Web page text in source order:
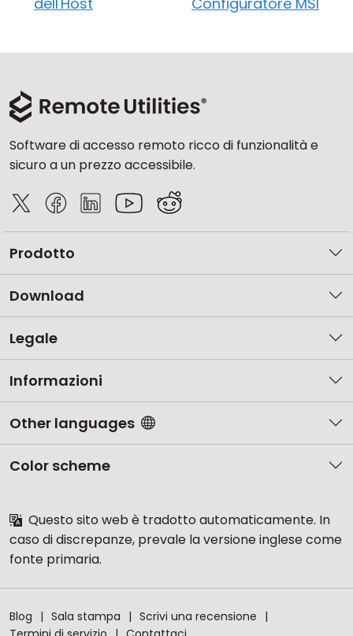
Software di accesso remoto ricco di funzionalità e
sicuro a un prezzo accessibile.
Prodotto
Download
Legale
Informazioni
Other languages
Color scheme
Questo sito web è tradotto automaticamente. In
caso di discrepanze, prevale la versione inglese come
fonte primaria.
Blog Sala stampa
Scrivi una recensione